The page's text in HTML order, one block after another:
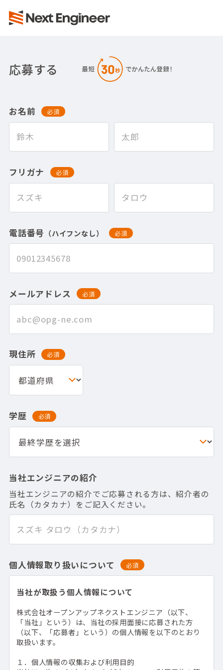
応募する
お名前 必須
フリガナ 必須
電話番号 （ハイフンなし） 必須
メールアドレス 必須
現住所 必須
学歴 必須
当社エンジニアの紹介
当社エンジニアの紹介でご応募される方は、紹介者の
氏名（カタカナ）をご記入ください。
個人情報取り扱いについて 必須
当社が取扱う個人情報について
株式会社オープンアップネクストエンジニア（以下、
「当社」という）は、当社の採用面接に応募された方
（以下、「応募者」という）の個人情報を以下のとおり
取扱います。
１．個人情報の収集および利用目的